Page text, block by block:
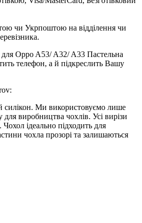
чи Укрпоштою на відділення чи
Oppo A53/ A32/ A33 Пастельна
телефон, а й підкреслить Вашу
силікон. Ми використовуємо лише
виробництва чохлів. Усі вирізи
Чохол ідеально підходить для
чохла прозорі та залишаються